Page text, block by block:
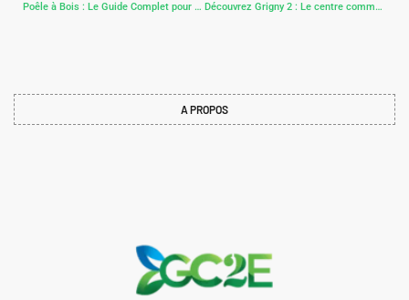
Poêle à Bois : Le Guide Complet pour un Chauffage Authentique et Efficace Découvrez Grigny 2 : Le centre commercial incontournable de l’Essonne
A PROPOS